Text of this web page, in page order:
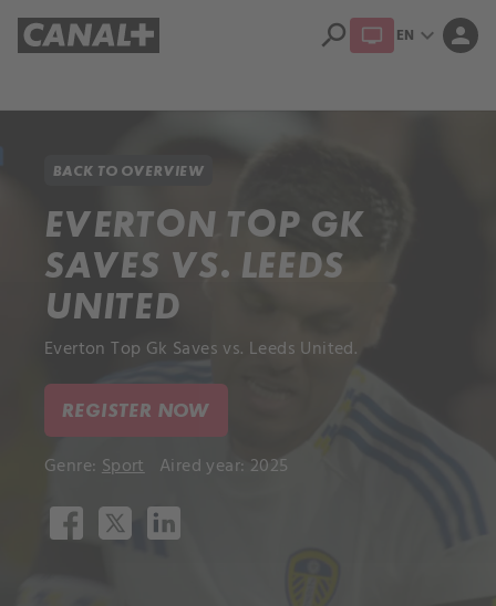
search EN expand_more person
BACK TO OVERVIEW
EVERTON TOP GK
SAVES VS. LEEDS
UNITED
Everton Top Gk Saves vs. Leeds United.
REGISTER NOW
Genre: Sport Aired year: 2025